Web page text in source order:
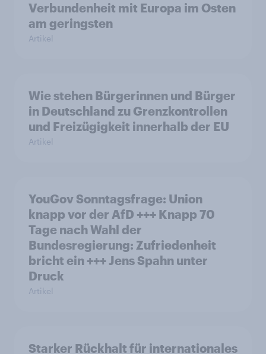
Verbundenheit mit Europa im Osten
am geringsten
Artikel
Wie stehen Bürgerinnen und Bürger
in Deutschland zu Grenzkontrollen
und Freizügigkeit innerhalb der EU
Artikel
YouGov Sonntagsfrage: Union
knapp vor der AfD +++ Knapp 70
Tage nach Wahl der
Bundesregierung: Zufriedenheit
bricht ein +++ Jens Spahn unter
Druck
Artikel
Starker Rückhalt für internationales